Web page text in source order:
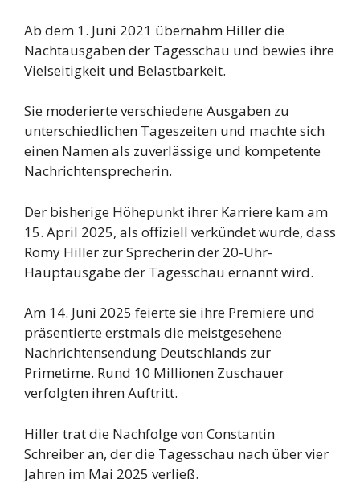
Ab dem 1. Juni 2021 übernahm Hiller die
Nachtausgaben der Tagesschau und bewies ihre
Vielseitigkeit und Belastbarkeit.
Sie moderierte verschiedene Ausgaben zu
unterschiedlichen Tageszeiten und machte sich
einen Namen als zuverlässige und kompetente
Nachrichtensprecherin.
Der bisherige Höhepunkt ihrer Karriere kam am
15. April 2025, als offiziell verkündet wurde, dass
Romy Hiller zur Sprecherin der 20-Uhr-
Hauptausgabe der Tagesschau ernannt wird.
Am 14. Juni 2025 feierte sie ihre Premiere und
präsentierte erstmals die meistgesehene
Nachrichtensendung Deutschlands zur
Primetime. Rund 10 Millionen Zuschauer
verfolgten ihren Auftritt.
Hiller trat die Nachfolge von Constantin
Schreiber an, der die Tagesschau nach über vier
Jahren im Mai 2025 verließ.